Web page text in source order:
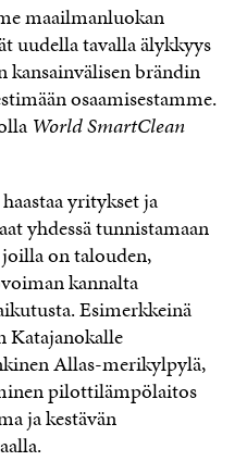
maailmanluokan
uudella tavalla älykkyys
kansainvälisen brändin
osaamisestamme.
World SmartClean
yritykset ja
yhdessä tunnistamaan
on talouden,
kannalta
Esimerkkeinä
Katajanokalle
Allas-merikylpylä,
pilottilämpölaitos
ja kestävän